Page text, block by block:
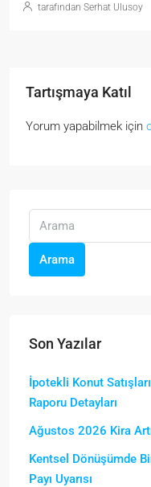
tarafından Serhat Ulusoy
Tartışmaya Katıl
Yorum yapabilmek için
Arama
Son Yazılar
İpotekli Konut
Raporu Detayları
Ağustos 2026 Kira
Kentsel Dönüşümde
Payı Uyarısı